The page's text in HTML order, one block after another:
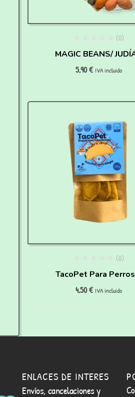
(0)
MAGIC BEANS/ JUDÍAS
MÁGICAS – HAIRY
5,90€ IVA incluido
(0)
TacoPet Para
Gatos (120 gr)
4,50€ IVA incluido
ENLACES DE INTERES
Envíos, cancelaciones y